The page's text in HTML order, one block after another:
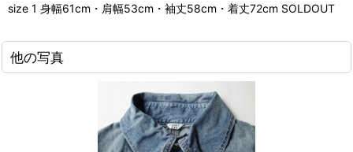
size 1 身幅61cm・肩幅53cm・袖丈58cm・着丈72cm SOLDOUT
他の写真